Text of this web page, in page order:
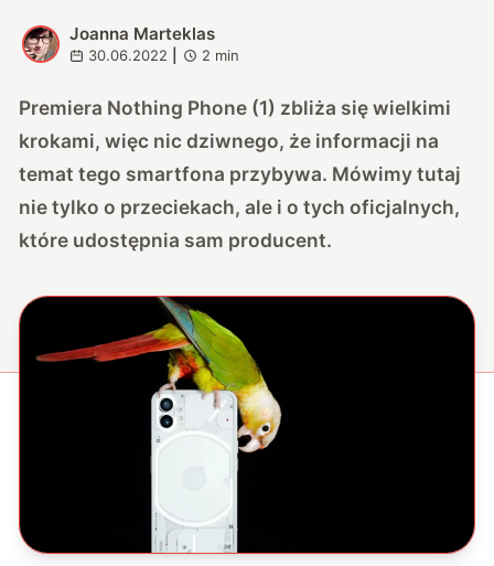
J
Joanna Marteklas
30.06.2022 2 min
Premiera Nothing Phone (1) zbliża się wielkimi
krokami, więc nic dziwnego, że informacji na
temat tego smartfona przybywa. Mówimy tutaj
nie tylko o przeciekach, ale i o tych oficjalnych,
które udostępnia sam producent.